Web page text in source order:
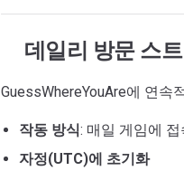
데일리 방문 스
GuessWhereYouAre에 연속
작동 방식: 매일 게임에
자정(UTC)에 초기화